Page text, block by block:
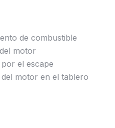
de combustible
motor
el escape
motor en el tablero